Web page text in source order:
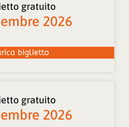
gratuito
2026
biglietto
gratuito
2026